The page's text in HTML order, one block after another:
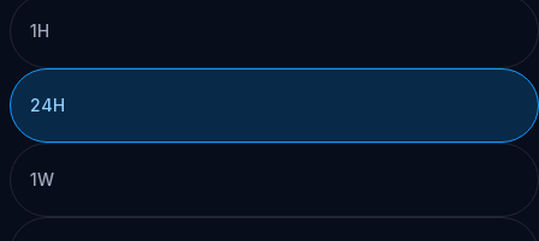
1H
24H
1W